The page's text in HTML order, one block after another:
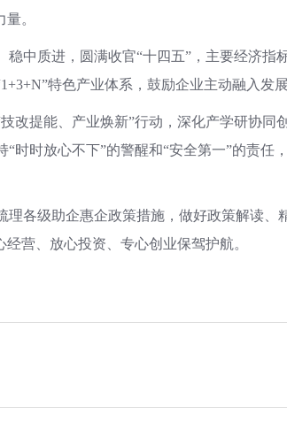
。
中质进，圆满收官“十四五”，主要经济指
特色产业体系，鼓励企业主动融入发
改提能、产业焕新”行动，深化产学研协
时时放心不下”的警醒和“安全第一”的责
各级助企惠企政策措施，做好政策解读
营、放心投资、专心创业保驾护航。